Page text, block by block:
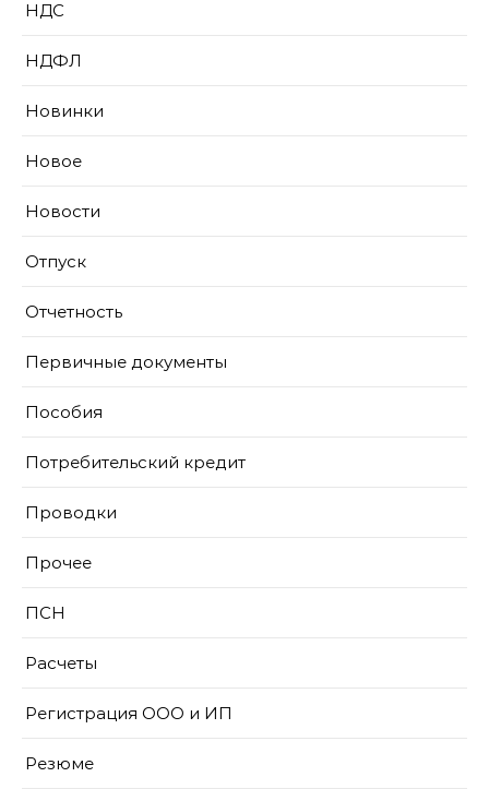
НДС
НДФЛ
Новинки
Новое
Новости
Отпуск
Отчетность
Первичные документы
Пособия
Потребительский кредит
Проводки
Прочее
ПСН
Расчеты
Регистрация ООО и ИП
Резюме